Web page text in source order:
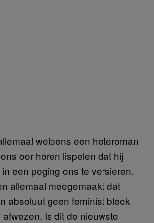
weleens een heteroman
oor horen lispelen dat hij
een poging ons te versieren.
allemaal meegemaakt dat
absoluut geen feminist bleek
Is dit de nieuwste